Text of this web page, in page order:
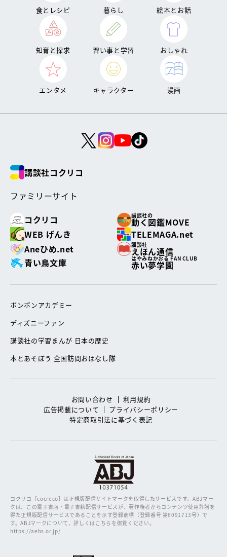
食とレシピ 暮らし 絵本とお話
知育と探求 習い事と学習 おしゃれ
エンタメ キャラクター 漫画
講談社コクリコ
ファミリーサイト
コクリコ
講談社の
動く図鑑MOVE
WEB げんき
TELEMAGA.net
Aneひめ.net
講談社
えほん通信
青い鳥文庫
はやみねかおる FAN CLUB
赤い夢学園
ボンボンアカデミー
ディズニーファン
講談社の学習まんが 日本の歴史
本とあそぼう 全国訪問おはなし隊
お問い合わせ
利用規約
広告掲載について
プライバシーポリシー
特定商取引法に基づく表記
コクリコ［cocreco］は正規版配信サイトマークを取得したサービスです。ABJマー
クは、この電子書店・電子書籍配信サービスが、著作権者からコンテンツ使用許諾を
得た正規版配信サービスであることを示す登録商標（登録番号 第6091713号）で
す。ABJマークについて、詳しくはこちらを御覧ください。
https://aebs.or.jp/